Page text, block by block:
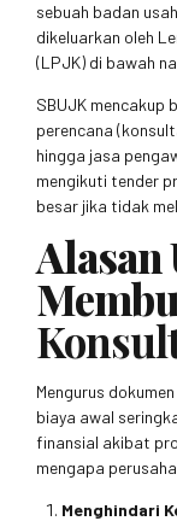
sebuah badan
dikeluarkan oleh
(LPJK) di bawah
SBUJK mencakup
perencana
hingga jasa
mengikuti tender
besar jika tidak
Alasan
Mengurus
biaya awal
finansial akibat
mengapa
Menghindari